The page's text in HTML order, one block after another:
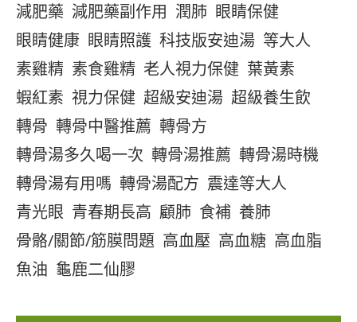
減肥藥 減肥藥副作用 潤肺 眼睛保健
眼睛健康 眼睛照護 科技版安迪湯 等大人
素雞精 素食雞精 老人視力保健 葉黃素
蝦紅素 視力保健 超級安迪湯 超級養生飲
轉骨 轉骨中醫推薦 轉骨方
轉骨湯多久喝一次 轉骨湯推薦 轉骨湯時機
轉骨湯有用嗎 轉骨湯配方 震達等大人
青光眼 青春期長高 顧肺 食補 養肺
骨骼/關節/筋膜問題 高血壓 高血糖 高血脂
魚油 龜鹿二仙膠